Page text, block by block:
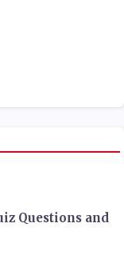
Questions and